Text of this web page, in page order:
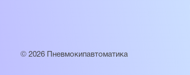
© 2026 Пневмокипавтоматика